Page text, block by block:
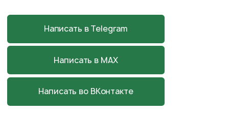
и магазинв Началово
Астраханская обл., с. Началово,
пн–вс 9:00—18:00
Написать в MAX